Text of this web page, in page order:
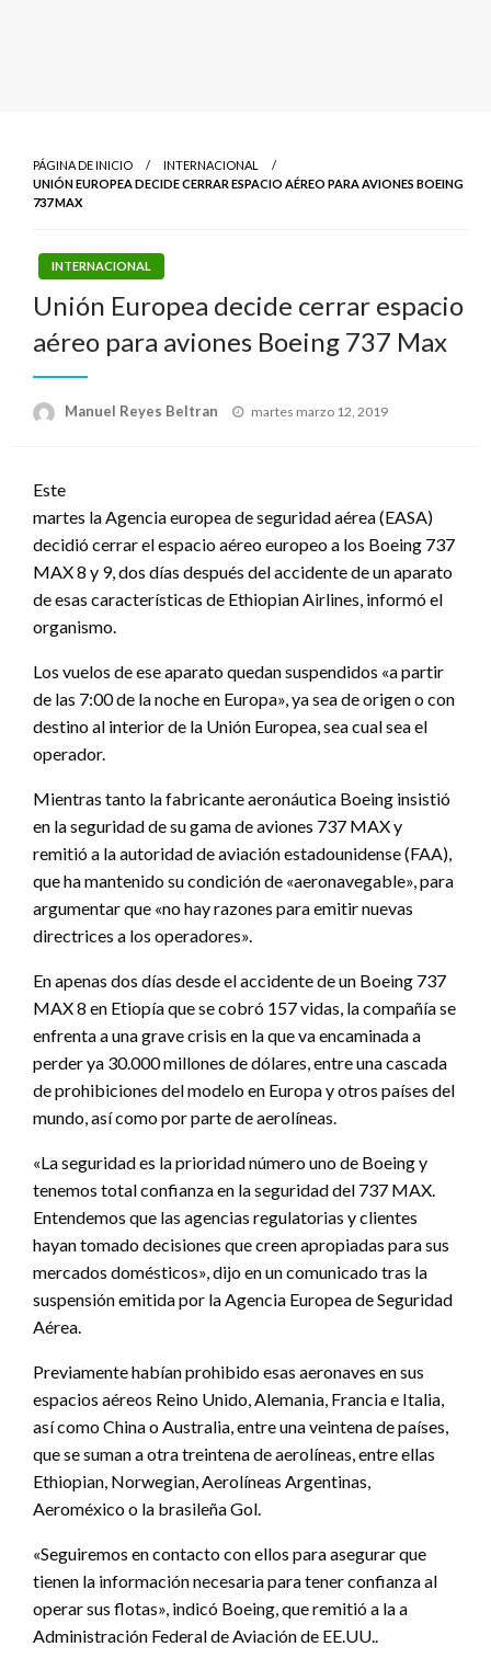
PÁGINA DE INICIO
INTERNACIONAL
UNIÓN EUROPEA DECIDE CERRAR ESPACIO AÉREO PARA AVIONES BOEING
737 MAX
INTERNACIONAL
Unión Europea decide cerrar espacio
aéreo para aviones Boeing 737 Max
Manuel Reyes Beltran
Publicado
martes marzo 12, 2019
Este
martes la Agencia europea de seguridad aérea (EASA)
decidió cerrar el espacio aéreo europeo a los Boeing 737
MAX 8 y 9, dos días después del accidente de un aparato
de esas características de Ethiopian Airlines, informó el
organismo.
Los vuelos de ese aparato quedan suspendidos «a partir
de las 7:00 de la noche en Europa», ya sea de origen o con
destino al interior de la Unión Europea, sea cual sea el
operador.
Mientras tanto la fabricante aeronáutica Boeing insistió
en la seguridad de su gama de aviones 737 MAX y
remitió a la autoridad de aviación estadounidense (FAA),
que ha mantenido su condición de «aeronavegable», para
argumentar que «no hay razones para emitir nuevas
directrices a los operadores».
En apenas dos días desde el accidente de un Boeing 737
MAX 8 en Etiopía que se cobró 157 vidas, la compañía se
enfrenta a una grave crisis en la que va encaminada a
perder ya 30.000 millones de dólares, entre una cascada
de prohibiciones del modelo en Europa y otros países del
mundo, así como por parte de aerolíneas.
«La seguridad es la prioridad número uno de Boeing y
tenemos total confianza en la seguridad del 737 MAX.
Entendemos que las agencias regulatorias y clientes
hayan tomado decisiones que creen apropiadas para sus
mercados domésticos», dijo en un comunicado tras la
suspensión emitida por la Agencia Europea de Seguridad
Aérea.
Previamente habían prohibido esas aeronaves en sus
espacios aéreos Reino Unido, Alemania, Francia e Italia,
así como China o Australia, entre una veintena de países,
que se suman a otra treintena de aerolíneas, entre ellas
Ethiopian, Norwegian, Aerolíneas Argentinas,
Aeroméxico o la brasileña Gol.
«Seguiremos en contacto con ellos para asegurar que
tienen la información necesaria para tener confianza al
operar sus flotas», indicó Boeing, que remitió a la a
Administración Federal de Aviación de EE.UU..